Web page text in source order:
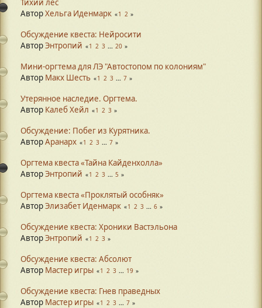
Тихий лес
АвторХельга Иденмарк 1 2
Обсуждение квеста: Нейросити
АвторЭнтропий 1 2 3 ... 20
Мини-оргтема для ЛЭ "Автостопом по колониям"
Автор Макх Шесть 1 2 3 ... 7
Утерянное наследие. Оргтема.
Автор Калеб Хейл 1 2 3
Обсуждение: Побег из Курятника.
АвторАранарх 1 2 3 ... 7
Оргтема квеста «Тайна Кайденхолла»
АвторЭнтропий 1 2 3 ... 5
Оргтема квеста «Проклятый особняк»
АвторЭлизабет Иденмарк 1 2 3 ... 6
Обсуждение квеста: Хроники Вастэльона
АвторЭнтропий 1 2 3
Обсуждение квеста: Абсолют
Автор Мастер игры 1 2 3 ... 19
Обсуждение квеста: Гнев праведных
Автор Мастер игры 1 2 3 ... 7